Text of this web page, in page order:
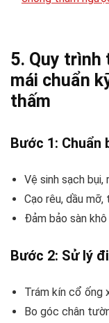
5. Quy trình
mái chuẩn
thấm
Bước 1: Chuẩn
Vệ sinh sạch bụi,
Cạo rêu, dầu
Đảm bảo sàn
Bước 2: Sử lý
Trám kín cổ ống
Bo góc chân